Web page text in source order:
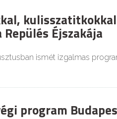
Éjszakája
ismét izgalmas
program